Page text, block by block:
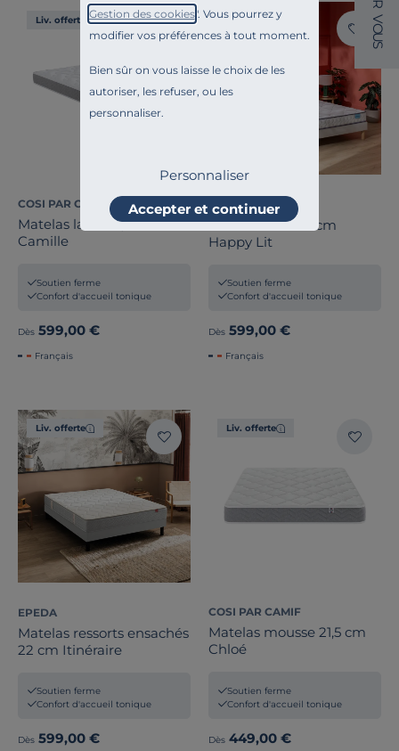
Gestion des cookies". Vous pourrez y
modifier vos préférences à tout moment.
Bien sûr on vous laisse le choix de les
autoriser, les refuser, ou les
personnaliser.
Personnaliser
Accepter et continuer
Liv. offerte
COSI PAR CAMIF
Matelas latex 19,5 cm
Camille
Soutien ferme
Confort d'accueil tonique
Dès 599,00 €
Français
Liv. offerte
MERINOS
Matelas latex 19 cm
Happy Lit
Soutien ferme
Confort d'accueil tonique
Dès 599,00 €
Français
Liv. offerte
EPEDA
Matelas ressorts ensachés
22 cm Itinéraire
Soutien ferme
Confort d'accueil tonique
Dès 599,00 €
Liv. offerte
COSI PAR CAMIF
Matelas mousse 21,5 cm
Chloé
Soutien ferme
Confort d'accueil tonique
Dès 449,00 €
R
V
O
U
S